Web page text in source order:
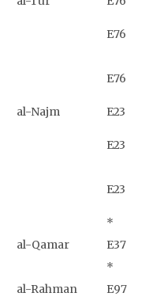
E76
E76
al-Najm E23
E23
E23
*
al-Qamar
E37
*
al-Rahman E97